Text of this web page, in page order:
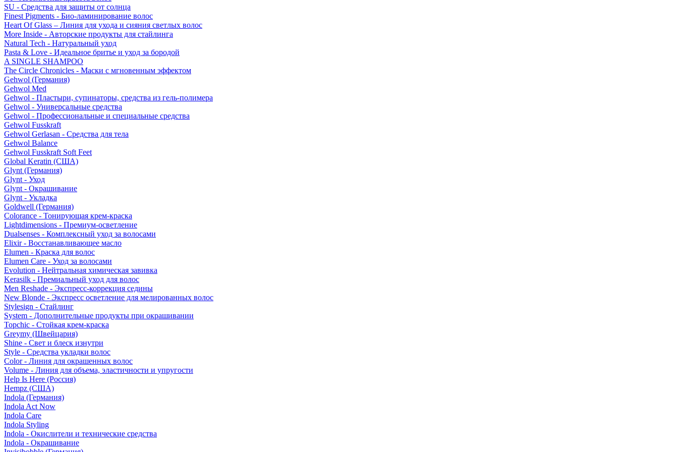
SU - Средства для защиты от солнца
Finest Pigments - Био-ламинирование волос
Heart Of Glass – Линия для ухода и сияния светлых волос
More Inside - Авторские продукты для стайлинга
Natural Tech - Натуральный уход
Pasta & Love - Идеальное бритье и уход за бородой
A SINGLE SHAMPOO
The Circle Chronicles - Маски с мгновенным эффектом
Gehwol (Германия)
Gehwol Med
Gehwol - Пластыри, супинаторы, средства из гель-полимера
Gehwol - Универсальные средства
Gehwol - Профессиональные и специальные средства
Gehwol Fusskraft
Gehwol Gerlasan - Средства для тела
Gehwol Balance
Gehwol Fusskraft Soft Feet
Global Keratin (США)
Glynt (Германия)
Glynt - Уход
Glynt - Окрашивание
Glynt - Укладка
Goldwell (Германия)
Colorance - Тонирующая крем-краска
Lightdimensions - Премиум-осветление
Dualsenses - Комплексный уход за волосами
Elixir - Восстанавливающее масло
Elumen - Краска для волос
Elumen Care - Уход за волосами
Evolution - Нейтральная химическая завивка
Kerasilk - Премиальный уход для волос
Men Reshade - Экспресс-коррекция седины
New Blonde - Экспресс осветление для мелированных волос
Stylesign - Стайлинг
System - Дополнительные продукты при окрашивании
Topchic - Стойкая крем-краска
Greymy (Швейцария)
Shine - Свет и блеск изнутри
Style - Средства укладки волос
Color - Линия для окрашенных волос
Volume - Линия для объема, эластичности и упругости
Help Is Here (Россия)
Hempz (США)
Indola (Германия)
Indola Act Now
Indola Care
Indola Styling
Indola - Окислители и технические средства
Indola - Окрашивание